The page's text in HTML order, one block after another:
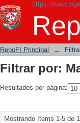
https://
Filtrar por:
RepoFI Principal →
Filtrar por:
Resultados por página:
Mostrando ítems 1-5 de 1